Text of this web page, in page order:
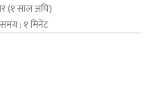
(१ साल अघि)
: १ मिनेट